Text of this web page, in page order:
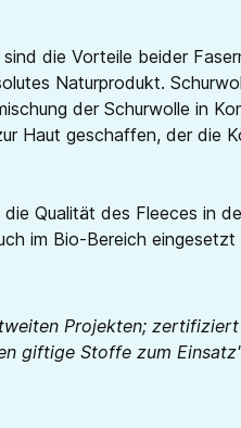
die Vorteile beider
Naturprodukt.
der Schurwolle in
Haut geschaffen, der die
Qualität des Fleeces in
im Bio-Bereich
Projekten; zertifiziert
giftige Stoffe zum